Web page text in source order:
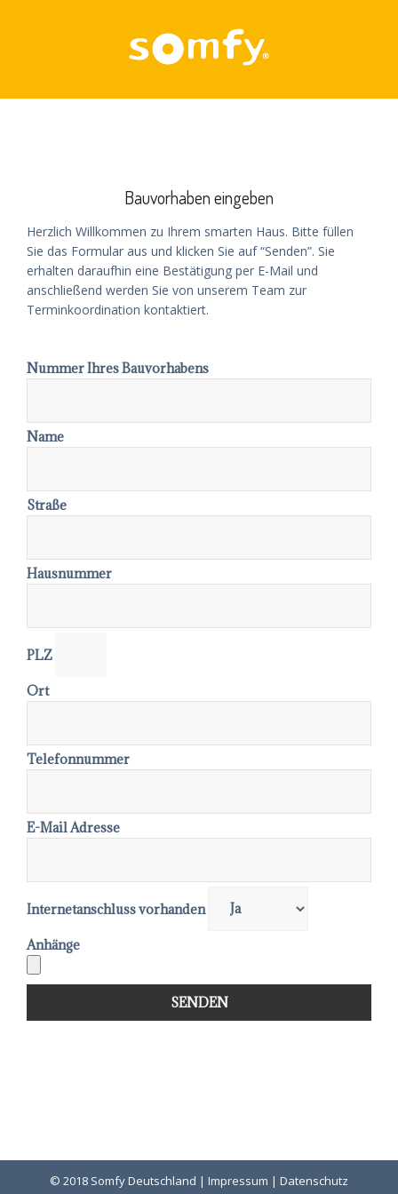
Bauvorhaben eingeben
Herzlich Willkommen zu Ihrem smarten Haus. Bitte füllen
Sie das Formular aus und klicken Sie auf “Senden”. Sie
erhalten daraufhin eine Bestätigung per E-Mail und
anschließend werden Sie von unserem Team zur
Terminkoordination kontaktiert.
Nummer Ihres Bauvorhabens
Name
Straße
Hausnummer
PLZ
Ort
Telefonnummer
E-Mail Adresse
Internetanschluss vorhanden
Anhänge
© 2018 Somfy Deutschland | Impressum | Datenschutz